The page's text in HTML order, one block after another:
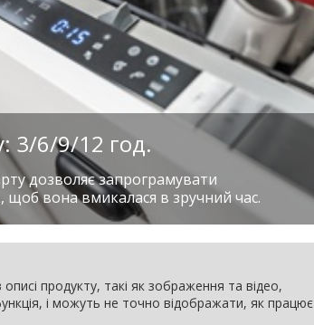
3/6/9/12 год.
дозволяє запрограмувати
вона вмикалася в зручний час.
описі продукту, такі як зображення та відео,
і можуть не точно відображати, як працює